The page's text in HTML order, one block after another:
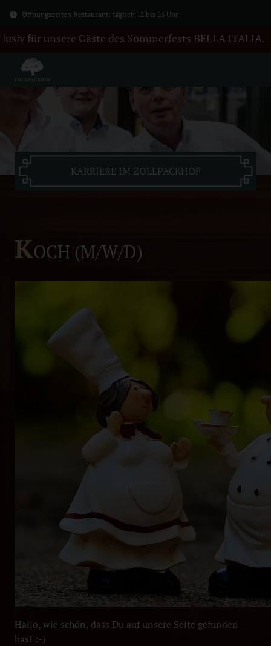
Öffnungszeiten Restaurant: täglich 12 bis 23 Uhr
Gäste des Sommerfests BELLA ITALIA. Hier
KARRIERE IM ZOLLPACKHOF
KOCH (M/W/D)
Hallo, wie schön, dass Du auf unsere Seite gefunden
hast :-)